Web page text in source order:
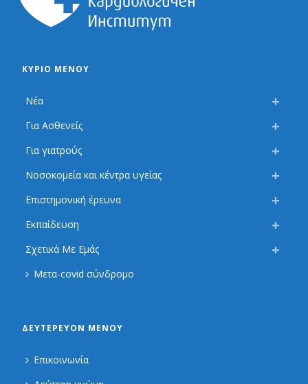
ΚΎΡΙΟ ΜΕΝΟΎ
Νέα
Για Ασθενείς
Για γιατρούς
Νοσοκομεία και κέντρα υγείας
Επιστημονική έρευνα
Εκπαίδευση
Σχετικά Με Εμάς
Μετα-covid σύνδρομο
ΔΕΥΤΕΡΕΎΟΝ ΜΕΝΟΎ
Επικοινωνία